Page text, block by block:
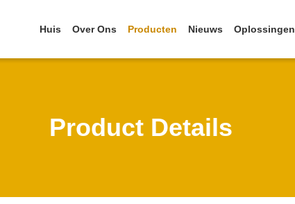
Huis Over Ons Producten Nieuws Oplossingen
Product Details